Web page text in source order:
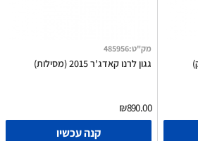
מק"ט:
485956
גגון לרנו קאדג'ר 2015 (מסילות)
₪890.00
קנה עכשיו